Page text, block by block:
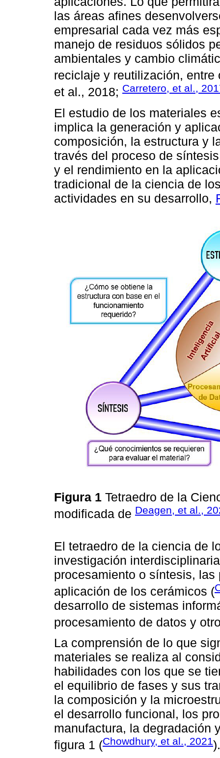
las áreas afines
empresarial cada vez más
manejo de residuos sólidos
ambientales y cambio
reciclaje y reutilización, entre
et al., 2018; Carretero, et al.,
El estudio de los materiales
implica la generación y
composición, la estructura y
través del proceso de
y el rendimiento en la
tradicional de la ciencia de
actividades en su desarrollo,
Figura 1 Tetraedro de la
modificada de Deagen, et al.,
El tetraedro de la ciencia de
investigación
procesamiento o síntesis,
aplicación de los cerámicos (
desarrollo de sistemas
procesamiento de datos y
La comprensión de lo que
materiales se realiza al
habilidades con los que se
el equilibrio de fases y sus
la composición y la
el desarrollo funcional, los
manufactura, la degradación
figura 1 (Chowdhury, et al., 2021).